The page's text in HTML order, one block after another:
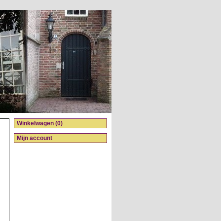
Winkelwagen (0)
Mijn account